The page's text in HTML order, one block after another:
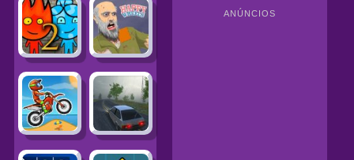
ANÚNCIOS